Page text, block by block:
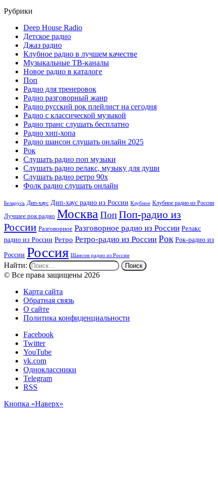
Рубрики
Deep House Radio
Детское радио
Джаз радио
Клубное радио в лучшем качестве
Музыкальные ТВ-каналы
Новое радио в каталоге
Поп
Радио для тренеровок
Радио разговорный жанр
Радио русский рок плейлист на сегодня
Радио с классической музыкой
Радио транс слушать бесплатно
Радио хип-хопа
Радио шансон слушать онлайн 2025
Рок
Слушать радио поп музыки
Слушать радио релакс, музыку для души
Слушать радио ретро 90х
Фолк радио слушать онлайн
Беларусь Дип-хаус Дип-хаус радио из России Клубное Клубное радио из России
Лучшее рок радио МоскваПопПоп-радио из
России Разговорное Разговорное радио из России Релакс
радио из России Ретро Ретро-радио из России Рок Рок-радио из
России Россия Шансон радио из России
Найти:
© Все права защищены 2026
Карта сайта
Обратная связь
О сайте
Политика конфиденциальности
Facebook
Twitter
YouTube
vk.com
Одноклассники
Telegram
RSS
Кнопка «Наверх»